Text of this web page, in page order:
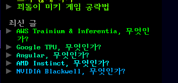
꾀돌이 미키 게임 공략법
최신 글
AWS Trainium & Inferentia, 무엇인
가?
Google TPU, 무엇인가?
Angular, 무엇인가?
AMD Instinct, 무엇인가?
NVIDIA Blackwell, 무엇인가?